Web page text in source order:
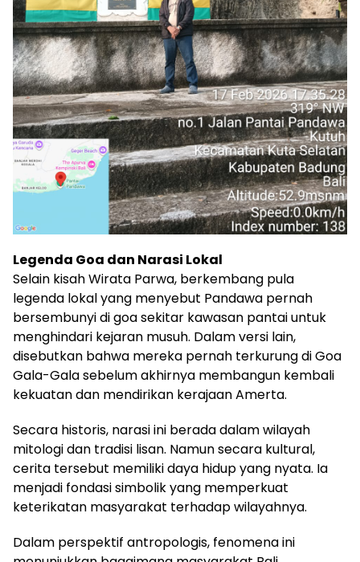
Legenda Goa dan Narasi Lokal
Selain kisah Wirata Parwa, berkembang pula
legenda lokal yang menyebut Pandawa pernah
bersembunyi di goa sekitar kawasan pantai untuk
menghindari kejaran musuh. Dalam versi lain,
disebutkan bahwa mereka pernah terkurung di Goa
Gala-Gala sebelum akhirnya membangun kembali
kekuatan dan mendirikan kerajaan Amerta.
Secara historis, narasi ini berada dalam wilayah
mitologi dan tradisi lisan. Namun secara kultural,
cerita tersebut memiliki daya hidup yang nyata. Ia
menjadi fondasi simbolik yang memperkuat
keterikatan masyarakat terhadap wilayahnya.
Dalam perspektif antropologis, fenomena ini